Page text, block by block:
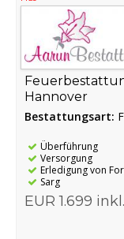
Hannover
Bestattungsart:
Überführung
Versorgung
Erledigung von
Sarg
EUR 1.699